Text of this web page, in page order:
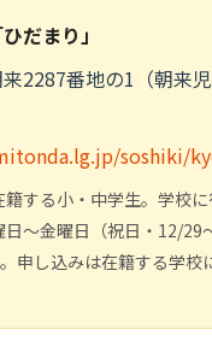
だまり」
2287番地の1（朝来児
soshiki/
する小・中学生。学校
～金曜日（祝日・12/
申し込みは在籍する学